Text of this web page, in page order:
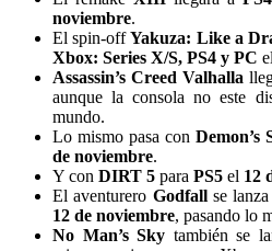
noviembre.
El spin-offYakuza: Like a
Xbox: Series X/S, PS4 y PC el
Assassin’s Creed Valhalla
aunque la consola no este
mundo.
Lo mismo pasa con Demon’s
de noviembre.
Y con DIRT 5 para PS5 el 12
El aventurero Godfallse
12 de noviembre, pasando lo
No Man’s Sky también se